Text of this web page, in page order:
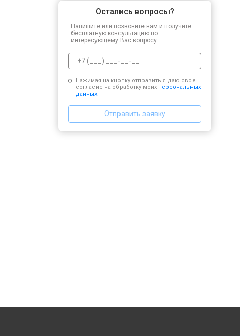
Остались вопросы?
Напишите или позвоните нам и получите
бесплатную консультацию по
интересующему Вас вопросу.
Нажимая на кнопку отправить я даю свое
согласие на обработку моих персональных
данных.
Отправить заявку